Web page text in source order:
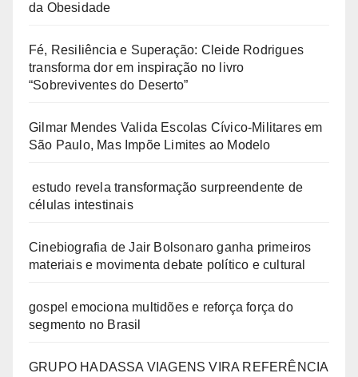
da Obesidade
Fé, Resiliência e Superação: Cleide Rodrigues
transforma dor em inspiração no livro
“Sobreviventes do Deserto”
Gilmar Mendes Valida Escolas Cívico-Militares em
São Paulo, Mas Impõe Limites ao Modelo
estudo revela transformação surpreendente de
células intestinais
Cinebiografia de Jair Bolsonaro ganha primeiros
materiais e movimenta debate político e cultural
gospel emociona multidões e reforça força do
segmento no Brasil
GRUPO HADASSA VIAGENS VIRA REFERÊNCIA